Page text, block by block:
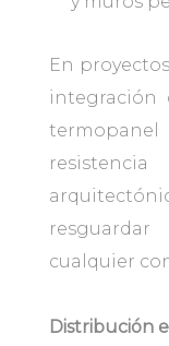
En
integración
cualquier
Distribución